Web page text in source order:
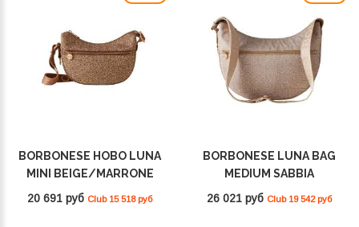
BORBONESE HOBO LUNA
MINI BEIGE/MARRONE
934137I15994
20 691 руб Club 15 518 руб
BORBONESE LUNA BAG
MEDIUM SABBIA
934108I15C75
26 021 руб Club 19 542 руб